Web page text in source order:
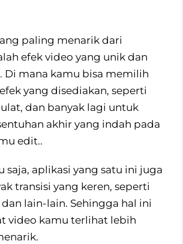
paling menarik dari
efek video yang unik dan
Di mana kamu bisa memilih
yang disediakan, seperti
dan banyak lagi untuk
akhir yang indah pada
edit..
saja, aplikasi yang satu ini juga
transisi yang keren, seperti
dan lain-lain. Sehingga hal ini
video kamu terlihat lebih